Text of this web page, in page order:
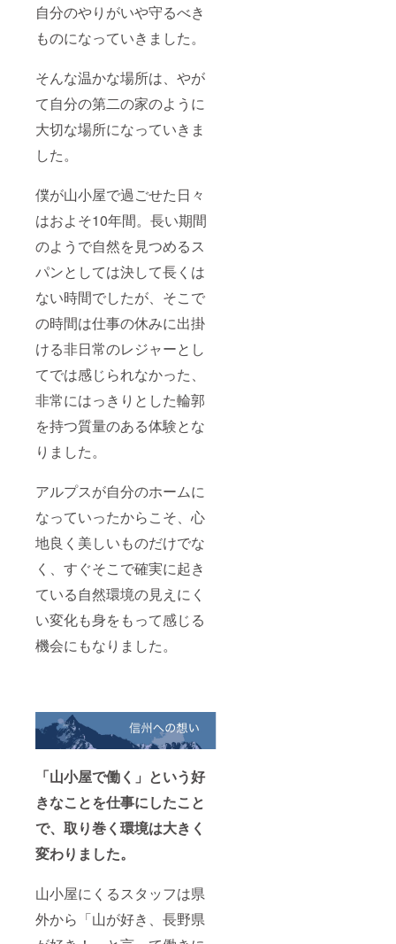
自分のやりがいや守るべき
ものになっていきました。
そんな温かな場所は、やが
て自分の第二の家のように
大切な場所になっていきま
した。
僕が山小屋で過ごせた日々
はおよそ10年間。長い期間
のようで自然を見つめるス
パンとしては決して長くは
ない時間でしたが、そこで
の時間は仕事の休みに出掛
ける非日常のレジャーとし
てでは感じられなかった、
非常にはっきりとした輪郭
を持つ質量のある体験とな
りました。
アルプスが自分のホームに
なっていったからこそ、心
地良く美しいものだけでな
く、すぐそこで確実に起き
ている自然環境の見えにく
い変化も身をもって感じる
機会にもなりました。
「山小屋で働く」という好
きなことを仕事にしたこと
で、取り巻く環境は大きく
変わりました。
山小屋にくるスタッフは県
外から「山が好き、長野県